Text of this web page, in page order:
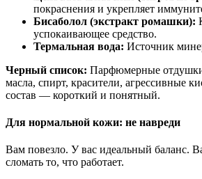
покраснения и укрепляет
Бисаболол (экстракт ромашки):
успокаивающее средство.
Термальная вода: Источник
Черный список: Парфюмерные
масла, спирт, красители, агрессивные
состав — короткий и понятный.
Для нормальной кожи: не навреди
Вам повезло. У вас идеальный баланс.
сломать то, что работает.